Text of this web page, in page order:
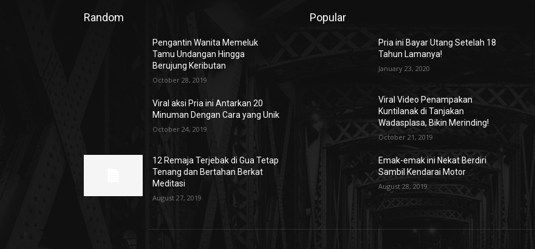
Random
Pengantin Wanita Memeluk
Tamu Undangan Hingga
Berujung Keributan
October 28, 2019
Viral aksi Pria ini Antarkan 20
Minuman Dengan Cara yang Unik
October 24, 2019
12 Remaja Terjebak di Gua Tetap
Tenang dan Bertahan Berkat
Meditasi
August 27, 2019
Popular
Pria ini Bayar Utang Setelah 18
Tahun Lamanya!
January 23, 2020
Viral Video Penampakan
Kuntilanak di Tanjakan
Wadasplasa, Bikin Merinding!
October 21, 2019
Emak-emak ini Nekat Berdiri
Sambil Kendarai Motor
August 28, 2019